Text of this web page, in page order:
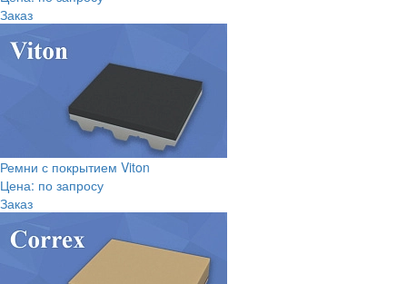
Заказ
Ремни с покрытием Viton
Цена: по запросу
Заказ